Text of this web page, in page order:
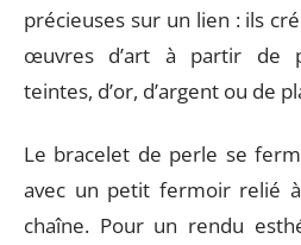
précieuses sur un lien : ils
œuvres d’art à partir de
teintes, d’or, d’argent ou de
Le bracelet de perle se
avec un petit fermoir relié
chaîne. Pour un rendu